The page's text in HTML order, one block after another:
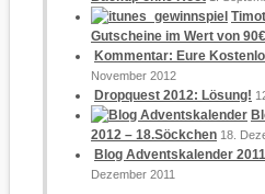
Gutscheine im Wert von 90€
Kommentar: Eure
November 2012
Dropquest 2012: Lösung!
2012 – 18.Söckchen 18.
Blog Adventskalender
Dezember 2011